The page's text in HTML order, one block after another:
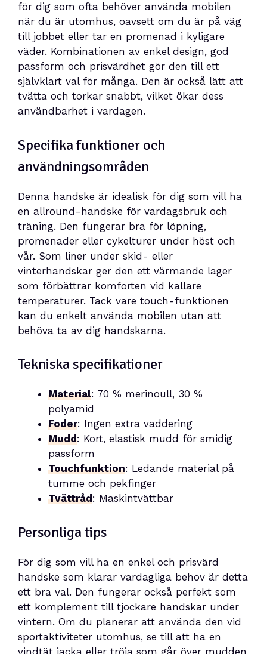
för dig som ofta behöver använda mobilen
när du är utomhus, oavsett om du är på väg
till jobbet eller tar en promenad i kyligare
väder. Kombinationen av enkel design, god
passform och prisvärdhet gör den till ett
självklart val för många. Den är också lätt att
tvätta och torkar snabbt, vilket ökar dess
användbarhet i vardagen.
Specifika funktioner och
användningsområden
Denna handske är idealisk för dig som vill ha
en allround-handske för vardagsbruk och
träning. Den fungerar bra för löpning,
promenader eller cykelturer under höst och
vår. Som liner under skid- eller
vinterhandskar ger den ett värmande lager
som förbättrar komforten vid kallare
temperaturer. Tack vare touch-funktionen
kan du enkelt använda mobilen utan att
behöva ta av dig handskarna.
Tekniska specifikationer
Material: 70 % merinoull, 30 %
polyamid
Foder: Ingen extra vaddering
Mudd: Kort, elastisk mudd för smidig
passform
Touchfunktion: Ledande material på
tumme och pekfinger
Tvättråd: Maskintvättbar
Personliga tips
För dig som vill ha en enkel och prisvärd
handske som klarar vardagliga behov är detta
ett bra val. Den fungerar också perfekt som
ett komplement till tjockare handskar under
vintern. Om du planerar att använda den vid
sportaktiviteter utomhus, se till att ha en
vindtät jacka eller tröja som går över mudden